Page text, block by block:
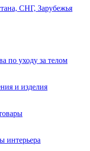
по уходу за телом
и изделия
интерьера